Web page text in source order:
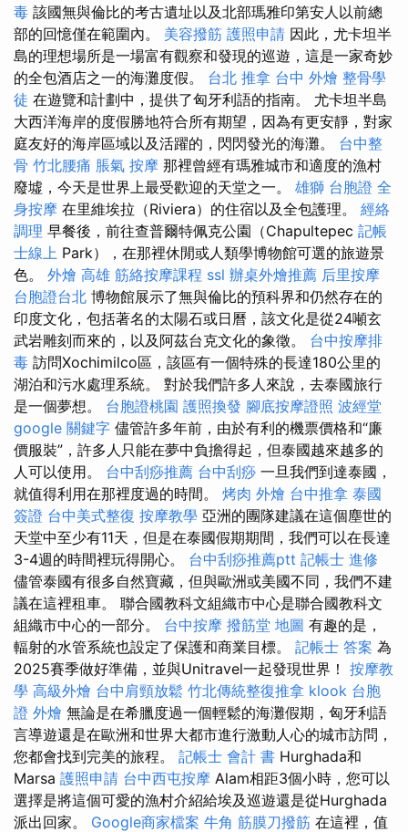
毒 該國無與倫比的考古遺址以及北部瑪雅印第安人以前總
部的回憶僅在範圍內。 美容撥筋 護照申請 因此，尤卡坦半
島的理想場所是一場富有觀察和發現的巡遊，這是一家奇妙
的全包酒店之一的海灘度假。 台北 推拿 台中 外燴 整骨學
徒 在遊覽和計劃中，提供了匈牙利語的指南。 尤卡坦半島
大西洋海岸的度假勝地符合所有期望，因為有更安靜，對家
庭友好的海岸區域以及活躍的，閃閃發光的海灘。 台中整
骨 竹北腰痛 脹氣 按摩 那裡曾經有瑪雅城市和適度的漁村
廢墟，今天是世界上最受歡迎的天堂之一。 雄獅 台胞證 全
身按摩 在里維埃拉（Riviera）的住宿以及全包護理。 經絡
調理 早餐後，前往查普爾特佩克公園（Chapultepec 記帳
士線上 Park），在那裡休閒或人類學博物館可選的旅遊景
色。 外燴 高雄 筋絡按摩課程 ssl 辦桌外燴推薦 后里按摩
台胞證台北 博物館展示了無與倫比的預科界和仍然存在的
印度文化，包括著名的太陽石或日曆，該文化是從24噸玄
武岩雕刻而來的，以及阿茲台克文化的象徵。 台中按摩排
毒 訪問Xochimilco區，該區有一個特殊的長達180公里的
湖泊和污水處理系統。 對於我們許多人來說，去泰國旅行
是一個夢想。 台胞證桃園 護照換發 腳底按摩證照 波經堂
google 關鍵字 儘管許多年前，由於有利的機票價格和“廉
價服裝”，許多人只能在夢中負擔得起，但泰國越來越多的
人可以使用。 台中刮痧推薦 台中刮痧 一旦我們到達泰國，
就值得利用在那裡度過的時間。 烤肉 外燴 台中推拿 泰國
簽證 台中美式整復 按摩教學 亞洲的團隊建議在這個塵世的
天堂中至少有11天，但是在泰國假期期間，我們可以在長達
3-4週的時間裡玩得開心。 台中刮痧推薦ptt 記帳士 進修
儘管泰國有很多自然寶藏，但與歐洲或美國不同，我們不建
議在這裡租車。 聯合國教科文組織市中心是聯合國教科文
組織市中心的一部分。 台中按摩 撥筋堂 地圖 有趣的是，
輻射的水管系統也設定了保護和商業目標。 記帳士 答案 為
2025賽季做好準備，並與Unitravel一起發現世界！ 按摩教
學 高級外燴 台中肩頸放鬆 竹北傳統整復推拿 klook 台胞
證 外燴 無論是在希臘度過一個輕鬆的海灘假期，匈牙利語
言導遊還是在歐洲和世界大都市進行激動人心的城市訪問，
您都會找到完美的旅程。 記帳士 會計 書 Hurghada和
Marsa 護照申請 台中西屯按摩 Alam相距3個小時，您可以
選擇是將這個可愛的漁村介紹給埃及巡遊還是從Hurghada
派出回家。 Google商家檔案 牛角 筋膜刀撥筋 在這裡，值